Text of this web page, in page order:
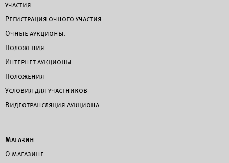
участия
Регистрация очного участия
Очные аукционы.
Положения
Интернет аукционы.
Положения
Условия для участников
Видеотрансляция аукциона
Магазин
О магазине